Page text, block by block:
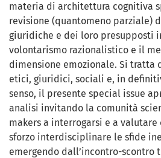
materia di architettura cognitiva
revisione (quantomeno parziale)
giuridiche e dei loro presupposti
volontarismo razionalistico e il
dimensione emozionale. Si
etici, giuridici, sociali e, in
senso, il presente special issue
analisi invitando la comunità
makers a interrogarsi e a valutare
sforzo interdisciplinare le sfide
emergendo dall’incontro-scontro